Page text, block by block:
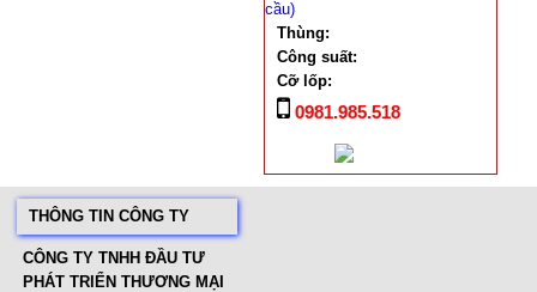
Thùng:
Công suất:
Cỡ lốp:
0981.985.518
THÔNG TIN CÔNG TY
CÔNG TY TNHH ĐẦU TƯ
PHÁT TRIỂN THƯƠNG MẠI